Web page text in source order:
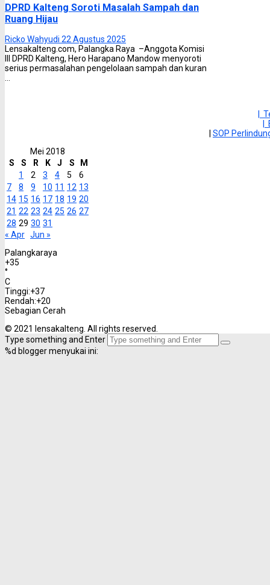
DPRD Kalteng Soroti Masalah Sampah dan
Ruang Hijau
Ricko Wahyudi 22 Agustus 2025
Lensakalteng.com, Palangka Raya –Anggota Komisi
III DPRD Kalteng, Hero Harapano Mandow menyoroti
serius permasalahan pengelolaan sampah dan kuran
|
SOP
Mei 2018
S
S R K J S
M
1
2 3 4 5
6
7
8 9 10 11 12 13
14 15 16 17 18 19 20
21 22 23 24 25 26 27
28 29 30 31
« Apr Jun »
Palangkaraya
+35
°
C
Tinggi:+37
Rendah:+20
Sebagian Cerah
© 2021 lensakalteng. All rights reserved.
Type something and Enter
%d blogger menyukai ini: